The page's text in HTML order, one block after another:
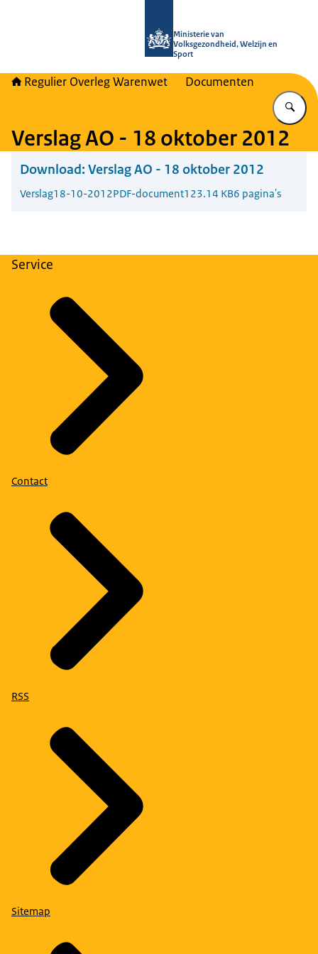
Ministerie van
Volksgezondheid, Welzijn en
Sport
Regulier Overleg Warenwet Documenten
Verslag AO - 18 oktober 2012
Download: Verslag AO - 18 oktober 2012
Verslag18-10-2012PDF-document123.14 KB6 pagina's
Service
Contact
RSS
Sitemap